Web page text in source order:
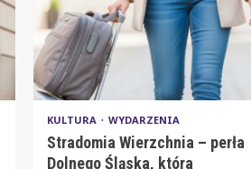
KULTURA WYDARZENIA
Stradomia Wierzchnia – perła
Dolnego Śląska, która